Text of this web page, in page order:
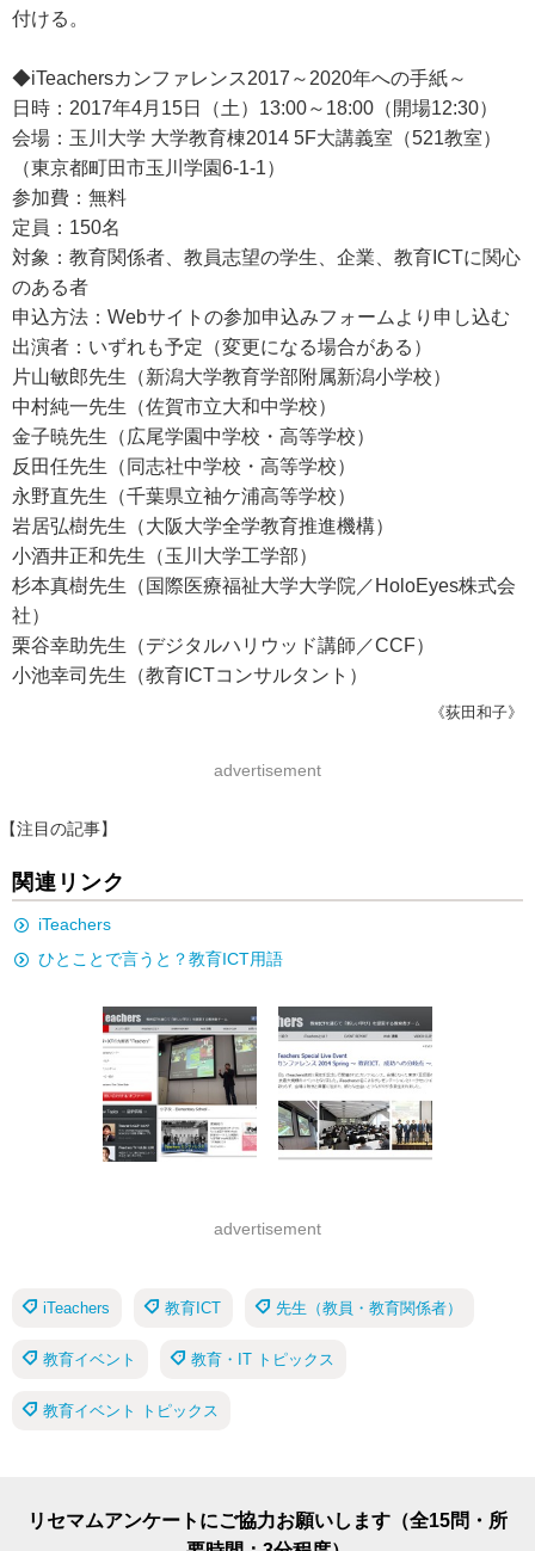
付ける。
◆iTeachersカンファレンス2017～2020年への手紙～
日時：2017年4月15日（土）13:00～18:00（開場12:30）
会場：玉川大学 大学教育棟2014 5F大講義室（521教室）
（東京都町田市玉川学園6‐1‐1）
参加費：無料
定員：150名
対象：教育関係者、教員志望の学生、企業、教育ICTに関心
のある者
申込方法：Webサイトの参加申込みフォームより申し込む
出演者：いずれも予定（変更になる場合がある）
片山敏郎先生（新潟大学教育学部附属新潟小学校）
中村純一先生（佐賀市立大和中学校）
金子暁先生（広尾学園中学校・高等学校）
反田任先生（同志社中学校・高等学校）
永野直先生（千葉県立袖ケ浦高等学校）
岩居弘樹先生（大阪大学全学教育推進機構）
小酒井正和先生（玉川大学工学部）
杉本真樹先生（国際医療福祉大学大学院／HoloEyes株式会
社）
栗谷幸助先生（デジタルハリウッド講師／CCF）
小池幸司先生（教育ICTコンサルタント）
《荻田和子》
advertisement
【注目の記事】
関連リンク
iTeachers
ひとことで言うと？教育ICT用語
advertisement
iTeachers 教育ICT 先生（教員・教育関係者）
教育イベント 教育・IT トピックス
教育イベント トピックス
リセマムアンケートにご協力お願いします（全15問・所